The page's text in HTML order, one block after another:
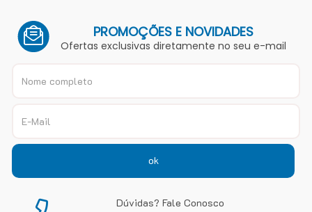
PROMOÇÕES E NOVIDADES
Ofertas exclusivas diretamente no seu e-mail
ok
Dúvidas? Fale Conosco